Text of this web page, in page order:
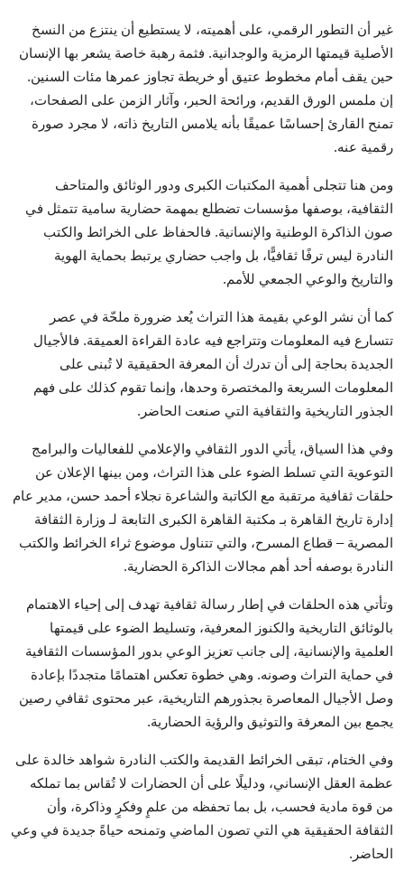
غير أن التطور الرقمي، على أهميته، لا يستطيع أن ينتزع من النسخ
الأصلية قيمتها الرمزية والوجدانية. فثمة رهبة خاصة يشعر بها الإنسان
حين يقف أمام مخطوط عتيق أو خريطة تجاوز عمرها مئات السنين.
إن ملمس الورق القديم، ورائحة الحبر، وآثار الزمن على الصفحات،
تمنح القارئ إحساسًا عميقًا بأنه يلامس التاريخ ذاته، لا مجرد صورة
رقمية عنه.
ومن هنا تتجلى أهمية المكتبات الكبرى ودور الوثائق والمتاحف
الثقافية، بوصفها مؤسسات تضطلع بمهمة حضارية سامية تتمثل في
صون الذاكرة الوطنية والإنسانية. فالحفاظ على الخرائط والكتب
النادرة ليس ترفًا ثقافيًّا، بل واجب حضاري يرتبط بحماية الهوية
والتاريخ والوعي الجمعي للأمم.
كما أن نشر الوعي بقيمة هذا التراث يُعد ضرورة ملحّة في عصر
تتسارع فيه المعلومات وتتراجع فيه عادة القراءة العميقة. فالأجيال
الجديدة بحاجة إلى أن تدرك أن المعرفة الحقيقية لا تُبنى على
المعلومات السريعة والمختصرة وحدها، وإنما تقوم كذلك على فهم
الجذور التاريخية والثقافية التي صنعت الحاضر.
وفي هذا السياق، يأتي الدور الثقافي والإعلامي للفعاليات والبرامج
التوعوية التي تسلط الضوء على هذا التراث، ومن بينها الإعلان عن
حلقات ثقافية مرتقبة مع الكاتبة والشاعرة نجلاء أحمد حسن، مدير عام
إدارة تاريخ القاهرة بـ مكتبة القاهرة الكبرى التابعة لـ وزارة الثقافة
المصرية – قطاع المسرح، والتي تتناول موضوع ثراء الخرائط والكتب
النادرة بوصفه أحد أهم مجالات الذاكرة الحضارية.
وتأتي هذه الحلقات في إطار رسالة ثقافية تهدف إلى إحياء الاهتمام
بالوثائق التاريخية والكنوز المعرفية، وتسليط الضوء على قيمتها
العلمية والإنسانية، إلى جانب تعزيز الوعي بدور المؤسسات الثقافية
في حماية التراث وصونه. وهي خطوة تعكس اهتمامًا متجددًا بإعادة
وصل الأجيال المعاصرة بجذورهم التاريخية، عبر محتوى ثقافي رصين
يجمع بين المعرفة والتوثيق والرؤية الحضارية.
وفي الختام، تبقى الخرائط القديمة والكتب النادرة شواهد خالدة على
عظمة العقل الإنساني، ودليلًا على أن الحضارات لا تُقاس بما تملكه
من قوة مادية فحسب، بل بما تحفظه من علمٍ وفكرٍ وذاكرة، وأن
الثقافة الحقيقية هي التي تصون الماضي وتمنحه حياةً جديدة في وعي
الحاضر.